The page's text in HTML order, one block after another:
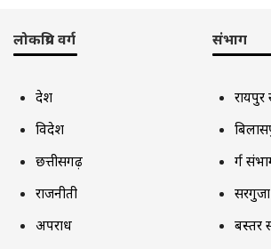
लोकप्रिय वर्ग
देश
विदेश
छत्तीसगढ़
राजनीती
अपराध
संभाग
दुर्ग
बस्तर